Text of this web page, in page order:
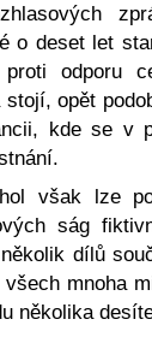
o deset let
odporu
opět
kde se v
však lze
ság
dílů
mnoha
několika